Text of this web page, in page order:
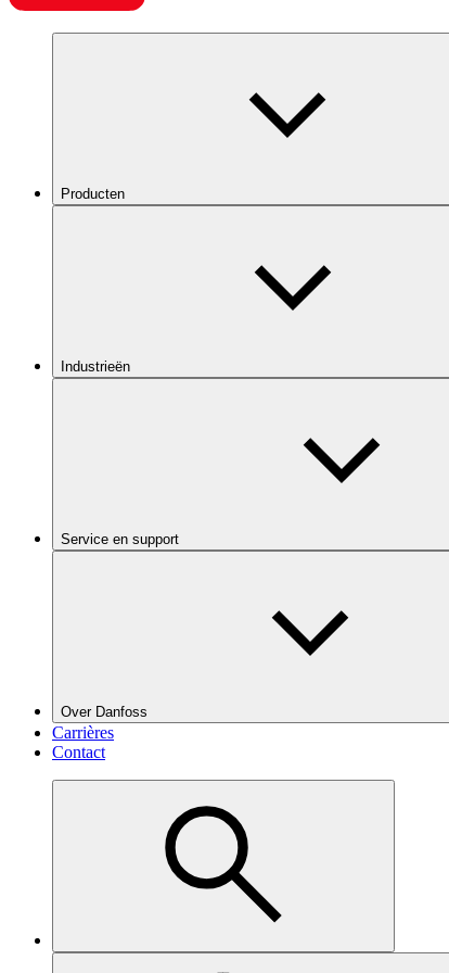
Producten
Industrieën
Service en support
Over Danfoss
Carrières
Contact